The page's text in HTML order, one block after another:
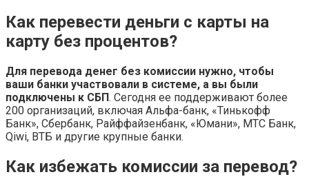
Как перевести деньги с карты на
карту без процентов?
Для перевода денег без комиссии нужно, чтобы
ваши банки участвовали в системе, а вы были
подключены к СБП. Сегодня ее поддерживают более
200 организаций, включая Альфа-банк, «Тинькофф
Банк», Сбербанк, Райффайзенбанк, «Юмани», МТС Банк,
Qiwi, ВТБ и другие крупные банки.
Как избежать комиссии за перевод?